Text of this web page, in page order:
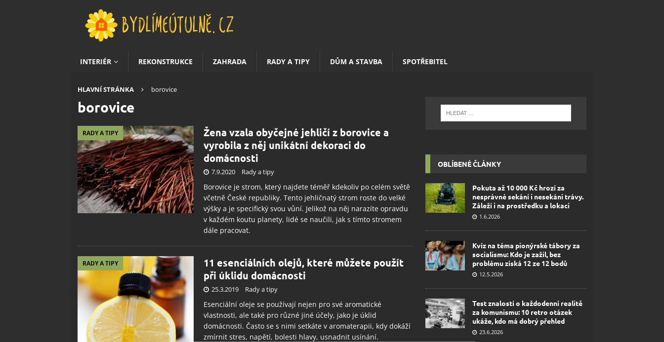
INTERIÉR REKONSTRUKCE ZAHRADA RADY A TIPY DŮM A STAVBA SPOTŘEBITEL
HLAVNÍ STRÁNKA borovice
borovice
RADY A TIPY
Žena vzala obyčejné jehličí z borovice a
vyrobila z něj unikátní dekoraci do
domácnosti
7.9.2020 Rady a tipy
Borovice je strom, který najdete téměř kdekoliv po celém světě
včetně České republiky. Tento jehličnatý strom roste do velké
výšky a je specifický svou vůní. Jelikož na něj narazíte opravdu
v každém koutu planety, lidé se naučili, jak s tímto stromem
dále pracovat.
RADY A TIPY
11 esenciálních olejů, které můžete použít
při úklidu domácnosti
25.3.2019 Rady a tipy
Esenciální oleje se používají nejen pro své aromatické
vlastnosti, ale také pro různé jiné účely, jako je úklid
domácnosti. Často se s nimi setkáte v aromaterapii, kdy dokáží
zmírnit stres, napětí, bolesti hlavy, usnadnit usínání.
OBLÍBENÉ ČLÁNKY
Pokuta až 10 000 Kč hrozí za
nesprávné sekání i nesekání trávy.
Záleží i na prostředku a lokaci
1.6.2026
Kvíz na téma pionýrské tábory za
socialismu: Kdo je zažil, bez
problému získá 12 ze 12 bodů
12.5.2026
Test znalostí o každodenní realitě
za komunismu: 10 retro otázek
ukáže, kdo má dobrý přehled
23.6.2026